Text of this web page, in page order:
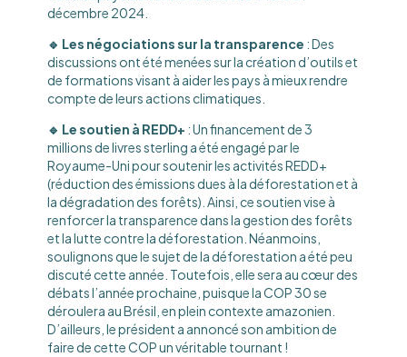
décembre 2024.
🔹 Les négociations sur la transparence : Des
discussions ont été menées sur la création d’outils et
de formations visant à aider les pays à mieux rendre
compte de leurs actions climatiques.
🔹 Le soutien à REDD+ : Un financement de 3
millions de livres sterling a été engagé par le
Royaume-Uni pour soutenir les activités REDD+
(réduction des émissions dues à la déforestation et à
la dégradation des forêts). Ainsi, ce soutien vise à
renforcer la transparence dans la gestion des forêts
et la lutte contre la déforestation. Néanmoins,
soulignons que le sujet de la déforestation a été peu
discuté cette année. Toutefois, elle sera au cœur des
débats l’année prochaine, puisque la COP 30 se
déroulera au Brésil, en plein contexte amazonien.
D’ailleurs, le président a annoncé son ambition de
faire de cette COP un véritable tournant !